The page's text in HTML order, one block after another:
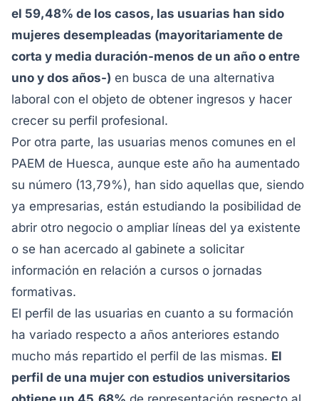
el 59,48% de los casos, las usuarias han sido
mujeres desempleadas (mayoritariamente de
corta y media duración-menos de un año o entre
uno y dos años-) en busca de una alternativa
laboral con el objeto de obtener ingresos y hacer
crecer su perfil profesional.
Por otra parte, las usuarias menos comunes en el
PAEM de Huesca, aunque este año ha aumentado
su número (13,79%), han sido aquellas que, siendo
ya empresarias, están estudiando la posibilidad de
abrir otro negocio o ampliar líneas del ya existente
o se han acercado al gabinete a solicitar
información en relación a cursos o jornadas
formativas.
El perfil de las usuarias en cuanto a su formación
ha variado respecto a años anteriores estando
mucho más repartido el perfil de las mismas. El
perfil de una mujer con estudios universitarios